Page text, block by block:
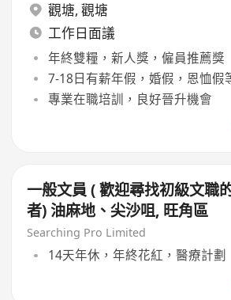
觀塘, 觀塘
工作日面議
年終雙糧，新人獎，僱員推薦獎
7-18日有薪年假，婚假，恩恤假
專業在職培訓，良好晉升機會
一般文員 ( 歡迎尋找初級文職
者) 油麻地、尖沙咀, 旺角區
Searching Pro Limited
14天年休，年終花紅，醫療計劃